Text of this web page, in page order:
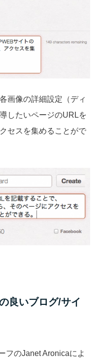
画像の詳細設定（ディ
したいページのURLを
セスを集めることがで
良いブログ/サイ
フのJanet Aronicaによ